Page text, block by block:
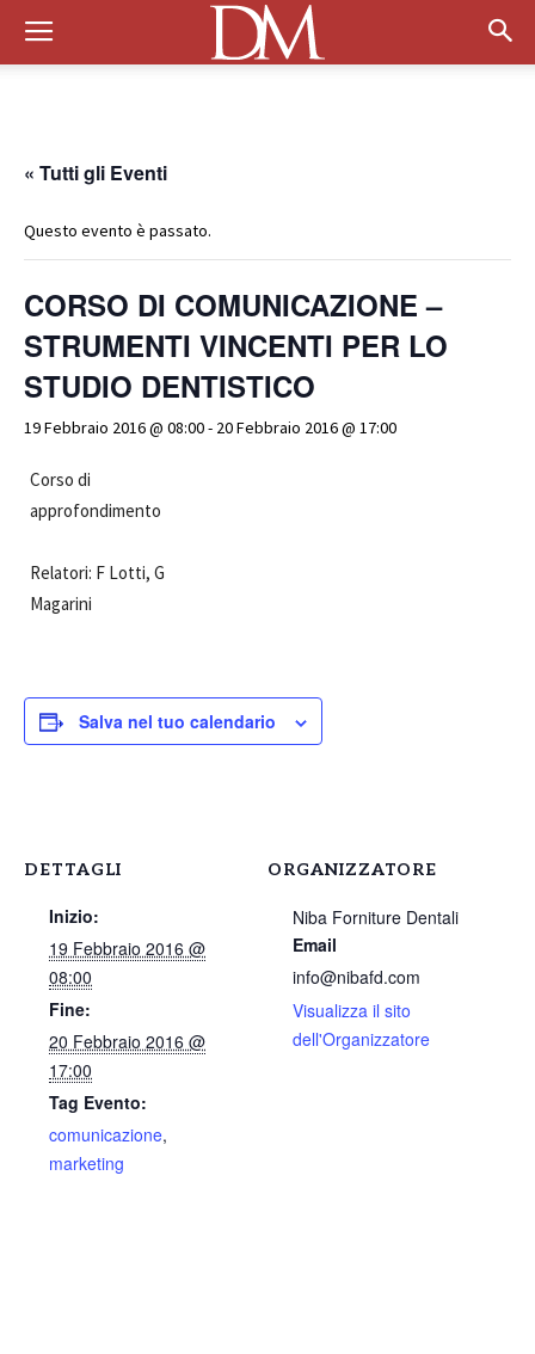
« Tutti gli Eventi
Questo evento è passato.
CORSO DI COMUNICAZIONE –
STRUMENTI VINCENTI PER LO
STUDIO DENTISTICO
19 Febbraio 2016 @ 08:00- 20 Febbraio 2016 @ 17:00
Corso di
approfondimento
Relatori: F Lotti, G
Magarini
Salva nel tuo calendario
DETTAGLI
Inizio:
19 Febbraio 2016 @
08:00
Fine:
20 Febbraio 2016 @
17:00
Tag Evento:
comunicazione,
marketing
ORGANIZZATORE
Niba Forniture Dentali
Email
info@nibafd.com
Visualizza il sito
dell'Organizzatore